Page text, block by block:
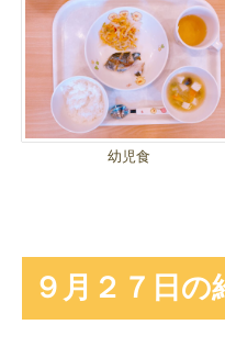
幼児食
９月２７日の